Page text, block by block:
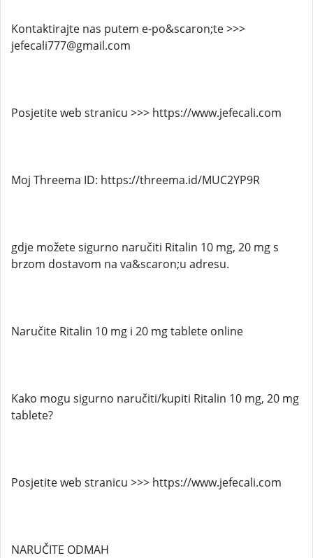
Kontaktirajte nas putem e-po&scaron;te >>>
jefecali777@gmail.com
Posjetite web stranicu >>> https://www.jefecali.com
Moj Threema ID: https://threema.id/MUC2YP9R
gdje možete sigurno naručiti Ritalin 10 mg, 20 mg s
brzom dostavom na va&scaron;u adresu.
Naručite Ritalin 10 mg i 20 mg tablete online
Kako mogu sigurno naručiti/kupiti Ritalin 10 mg, 20 mg
tablete?
Posjetite web stranicu >>> https://www.jefecali.com
NARUČITE ODMAH